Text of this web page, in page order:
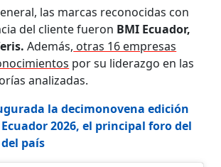
las marcas reconocidas con
del cliente fueron BMI Ecuador,
Además, otras 16 empresas
por su liderazgo en las
analizadas.
la decimonovena edición
2026, el principal foro del
país